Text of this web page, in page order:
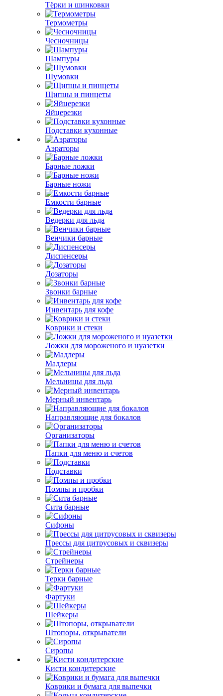
Тёрки и шинковки
Термометры
Чесночницы
Шампуры
Шумовки
Щипцы и пинцеты
Яйцерезки
Подставки кухонные
Аэраторы
Барные ложки
Барные ножи
Емкости барные
Ведерки для льда
Венчики барные
Диспенсеры
Дозаторы
Звонки барные
Инвентарь для кофе
Коврики и стеки
Ложки для мороженого и нуазетки
Мадлеры
Мельницы для льда
Мерный инвентарь
Направляющие для бокалов
Организаторы
Папки для меню и счетов
Подставки
Помпы и пробки
Сита барные
Сифоны
Прессы для цитрусовых и сквизеры
Стрейнеры
Терки барные
Фартуки
Шейкеры
Штопоры, открыватели
Сиропы
Кисти кондитерские
Коврики и бумага для выпечки